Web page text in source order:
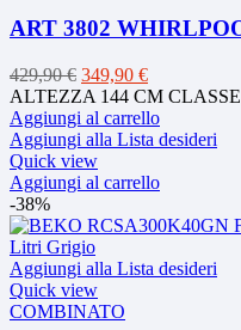
ART 3802
429,90€ Il
prezzo
originale
era:
429,90 €.
349,90 €Il
prezzo
attuale
è:
ALTEZZA 144 CM
Aggiungi al carrello
Aggiungi alla Lista desideri
Quick view
Aggiungi al carrello
-38%
Aggiungi alla Lista desideri
Quick view
COMBINATO